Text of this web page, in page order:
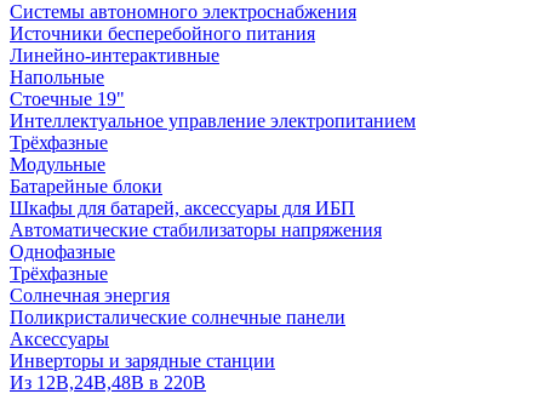
Системы автономного электроснабжения
Источники бесперебойного питания
Линейно-интерактивные
Напольные
Стоечные 19"
Интеллектуальное управление электропитанием
Трёхфазные
Модульные
Батарейные блоки
Шкафы для батарей, аксессуары для ИБП
Автоматические стабилизаторы напряжения
Однофазные
Трёхфазные
Солнечная энергия
Поликристалические солнечные панели
Аксессуары
Инверторы и зарядные станции
Из 12В,24В,48В в 220В